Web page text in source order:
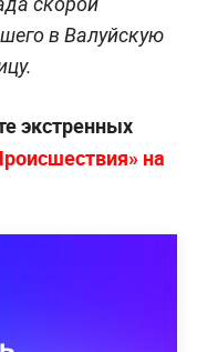
в Валуйскую
экстренных
на